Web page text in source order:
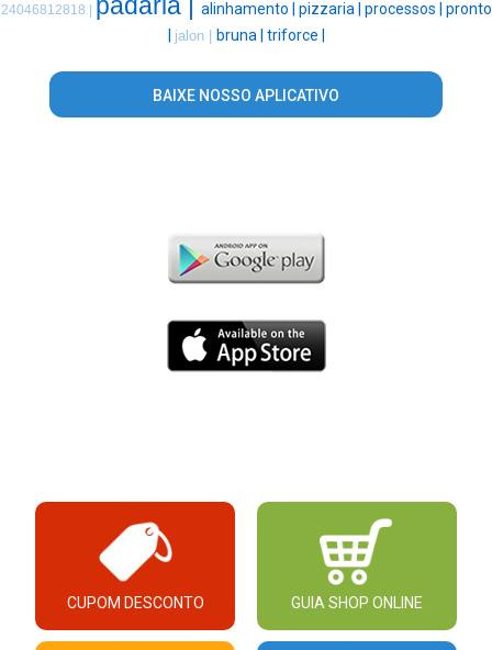
24046812818 | alinhamento | pizzaria | processos | pronto
jalon | bruna | triforce |
BAIXE NOSSO APLICATIVO
CUPOM DESCONTO GUIA SHOP ONLINE